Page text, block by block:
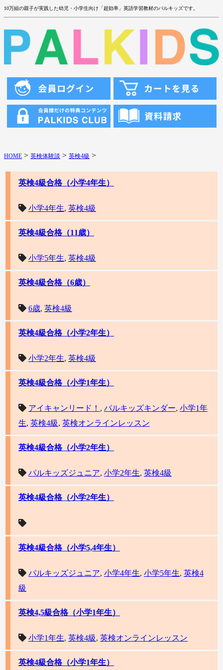
10万組の親子が実践した幼児・小学生向け「超効率」英語学習教材のパルキッズです。
HOME > 英検体験談 > 英検4級 >
英検4級合格（小学4年生）
小学4年生, 英検4級
英検4級合格（11歳）
小学5年生, 英検4級
英検4級合格（6歳）
6歳, 英検4級
英検4級合格（小学2年生）
小学2年生, 英検4級
英検4級合格（小学1年生）
アイキャンリード！ , パルキッズキンダー, 小学1年
生, 英検4級, 英検オンラインレッスン
英検4級合格（小学2年生）
パルキッズジュニア, 小学2年生, 英検4級
英検4級合格（小学2年生）
英検4級合格（小学5,4年生）
パルキッズジュニア, 小学4年生, 小学5年生, 英検4
級
英検4,5級合格（小学1年生）
小学1年生, 英検4級, 英検オンラインレッスン
英検4級合格（小学1年生）